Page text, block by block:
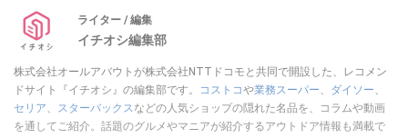
ライター / 編集
イチオシ編集部
株式会社オールアバウトが株式会社NTTドコモと共同で開設した、レコメン
ドサイト『イチオシ』の編集部です。
コストコや業務スーパー、 ダイソー、
セリア、 スターバックスなどの人気ショップの隠れた名品を、コラムや動画
を通してご紹介。話題のグルメやマニアが紹介するアウトドア情報も満載で